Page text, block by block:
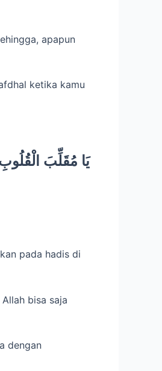
apapun
ketika kamu
يَا مُقَلِّبَ
pada hadis di
bisa saja
dengan